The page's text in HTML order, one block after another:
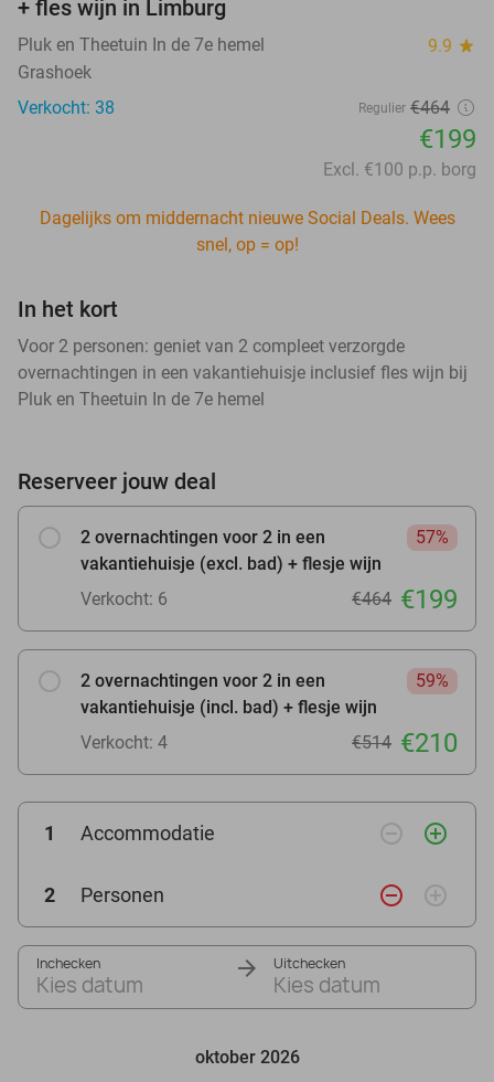
+ fles wijn in Limburg
Pluk en Theetuin In de 7e hemel 9.9 star
Grashoek
Verkocht: 38
Regulier €464
€199
Excl. €100 p.p. borg
Dagelijks om middernacht nieuwe Social Deals. Wees
snel, op = op!
In het kort
Voor 2 personen: geniet van 2 compleet verzorgde
overnachtingen in een vakantiehuisje inclusief fles wijn bij
Pluk en Theetuin In de 7e hemel
Reserveer jouw deal
2 overnachtingen voor 2 in een
vakantiehuisje (excl. bad) + flesje wijn
57%
Verkocht: 6 €464 €199
2 overnachtingen voor 2 in een
vakantiehuisje (incl. bad) + flesje wijn
59%
Verkocht: 4 €514 €210
1 Accommodatie remove_circle_outline add_circle_outline
2 Personen remove_circle_outline add_circle_outline
Inchecken
Kies datum
Uitchecken
Kies datum
oktober 2026